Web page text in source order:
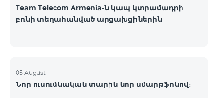
Team Telecom Armenia-ն կապ կտրամադրի
բռնի տեղահանված արցախցիներին
05 August
Նոր ուսումնական տարին նոր սմարթֆոնով։